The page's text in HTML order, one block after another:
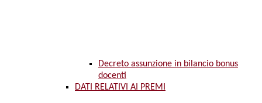
Decreto assunzione in bilancio bonus
docenti
DATI RELATIVI AI PREMI